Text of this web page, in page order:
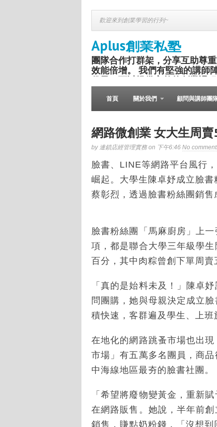
歡迎來到創業學習的行列~
Aplus創業私塾
團隊合作打群架，分享互助尊
效能倍增。 我們有堅強的講師
份子，可以提供完整的創業課
盛舉。
首頁 關於我們 顧問與講師團
網路微創業 女大生周
by 連鎖店經管理實務 on 下午6:46 No
臉書、LINE等網路平台風行
崛起。大學生陳卓妤成立臉
蔡彰烈，透過臉書粉絲團銷售
臉書粉絲團「馬麻廚房」上
項，都是聯合大學三年級學
百分，其中肉粽曾創下單周賣
「真的是始料未及！」陳卓
問團購，她與母親決定成立
積快速，客群遍及學生、上班
在地化的網路跳蚤市場也出
市場」有五萬多名團員，商
中海線地區最夯的臉書社團。
「希望將廢物變黃金，重新
在網路販售。她說，半年前
銷售，賺點奶粉錢，「沒想到